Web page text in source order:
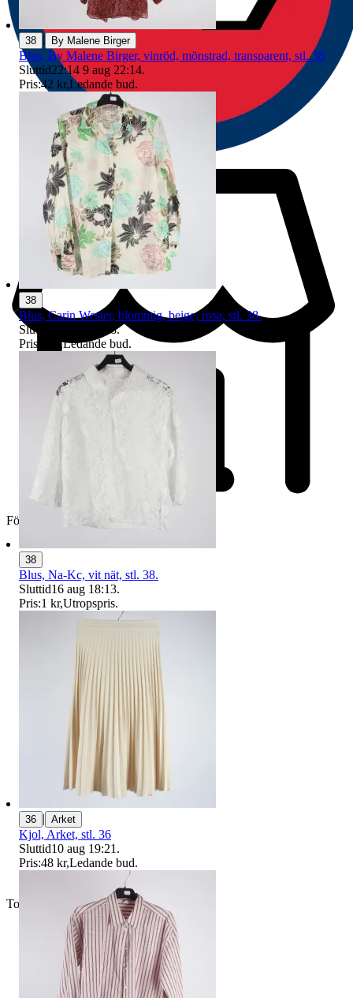
Företag
Toppsäljare
38 | By Malene Birger
Blus, By Malene Birger, vinröd, mönstrad, transparent, stl. 38
Sluttid22:14 9 aug 22:14.
Pris:42 kr,Ledande bud.
38
Blus, Carin Wester, blommig, beige, rosa, stl. 38.
Sluttid
16 aug 21:48.
Pris:
,Ledande bud.
38
Blus, Na-Kc, vit nät, stl. 38.
Sluttid16 aug 18:13.
Pris:1 kr,Utropspris.
36 | Arket
Kjol, Arket, stl. 36
Sluttid10 aug 19:21 .
Pris:48 kr,Ledande bud.